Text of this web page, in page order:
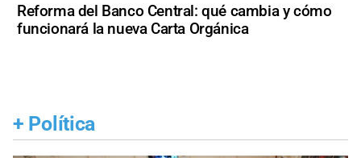
Reforma del Banco Central: qué cambia y cómo
funcionará la nueva Carta Orgánica
+ Política